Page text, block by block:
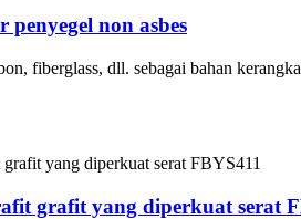
non asbes
fiberglass, dll. sebagai bahan
grafit yang diperkuat serat